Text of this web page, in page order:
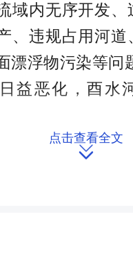
域内无序开发、
、违规占用河道
漂浮物污染等问
益恶化，酉水
4月，在湖南
点击查看全文
